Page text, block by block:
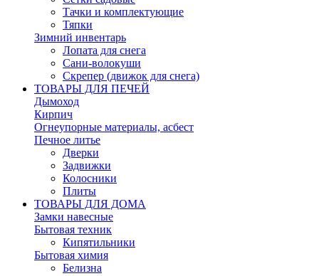
Тачки и комплектующие
Тяпки
Зимний инвентарь
Лопата для снега
Сани-волокуши
Скрепер (движок для снега)
ТОВАРЫ ДЛЯ ПЕЧЕЙ
Дымоход
Кирпич
Огнеупорные материалы, асбест
Печное литье
Дверки
Задвижки
Колосники
Плиты
ТОВАРЫ ДЛЯ ДОМА
Замки навесные
Бытовая техник
Кипятильники
Бытовая химия
Белизна